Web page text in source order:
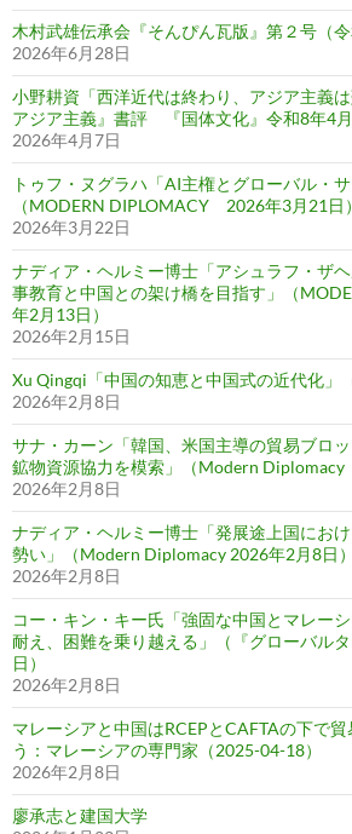
木村武雄伝承会『そんぴん瓦版』第２号（令
2026年6月28日
小野耕資「西洋近代は終わり、アジア主義
アジア主義』書評 『国体文化』令和8年4月
2026年4月7日
トゥフ・ヌグラハ「AI主権とグローバル・サ
（MODERN DIPLOMACY 2026年3月21日）
2026年3月22日
ナディア・ヘルミー博士「アシュラフ・ザ
事教育と中国との架け橋を目指す」（
年2月13日）
2026年2月15日
Xu Qingqi「中国の知恵と中国式の近代化」
2026年2月8日
サナ・カーン「韓国、米国主導の貿易ブロ
鉱物資源協力を模索」（Modern Diplomacy
2026年2月8日
ナディア・ヘルミー博士「発展途上国にお
勢い」（Modern Diplomacy 2026年2月8日）
2026年2月8日
コー・キン・キー氏「強固な中国とマレー
耐え、困難を乗り越える」（『グローバル
日）
2026年2月8日
マレーシアと中国はRCEPとCAFTAの下で
う：マレーシアの専門家（2025-04-18）
2026年2月8日
廖承志と建国大学